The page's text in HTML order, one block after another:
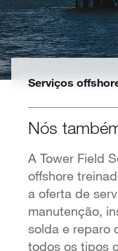
Serviços
Nós
A Tower Field
offshore
a oferta de
manutenção,
solda e reparo
todos os tipos